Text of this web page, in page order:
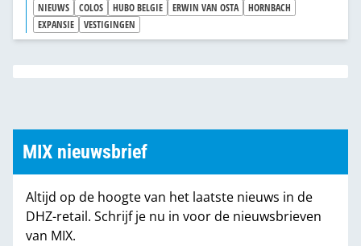
NIEUWS COLOS HUBO BELGIE ERWIN VAN OSTA
HORNBACH
EXPANSIE
VESTIGINGEN
MIX nieuwsbrief
Altijd op de hoogte van het laatste nieuws in de
DHZ-retail. Schrijf je nu in voor de nieuwsbrieven
van MIX.